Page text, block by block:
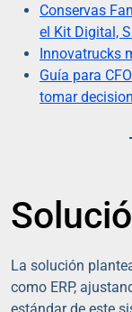
Conservas
el Kit Digital,
Innovatrucks
Guía para
tomar
La solución
como ERP,